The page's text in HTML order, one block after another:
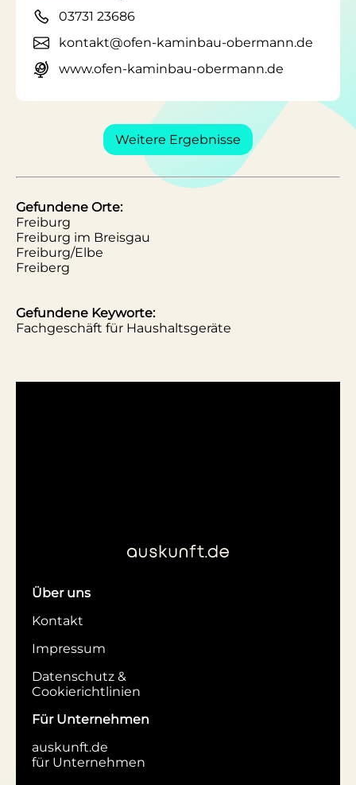
03731 23686
kontakt@ofen-kaminbau-obermann.de
www.ofen-kaminbau-obermann.de
Weitere Ergebnisse
Gefundene Orte:
Freiburg
Freiburg im Breisgau
Freiburg/Elbe
Freiberg
Gefundene Keyworte:
Fachgeschäft für Haushaltsgeräte
Über uns
Kontakt
Impressum
Datenschutz &
Cookierichtlinien
Für Unternehmen
auskunft.de
für Unternehmen